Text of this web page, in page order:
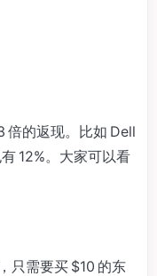
倍的返现。比如 Dell
12%。大家可以看
只需要买 $10 的东